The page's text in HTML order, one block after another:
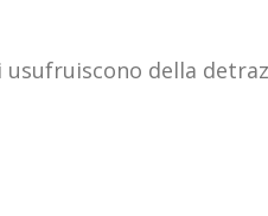
usufruiscono della